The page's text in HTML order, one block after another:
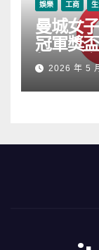
娛樂 工商
曼城女
冠軍獎
根源」
2026 年 5